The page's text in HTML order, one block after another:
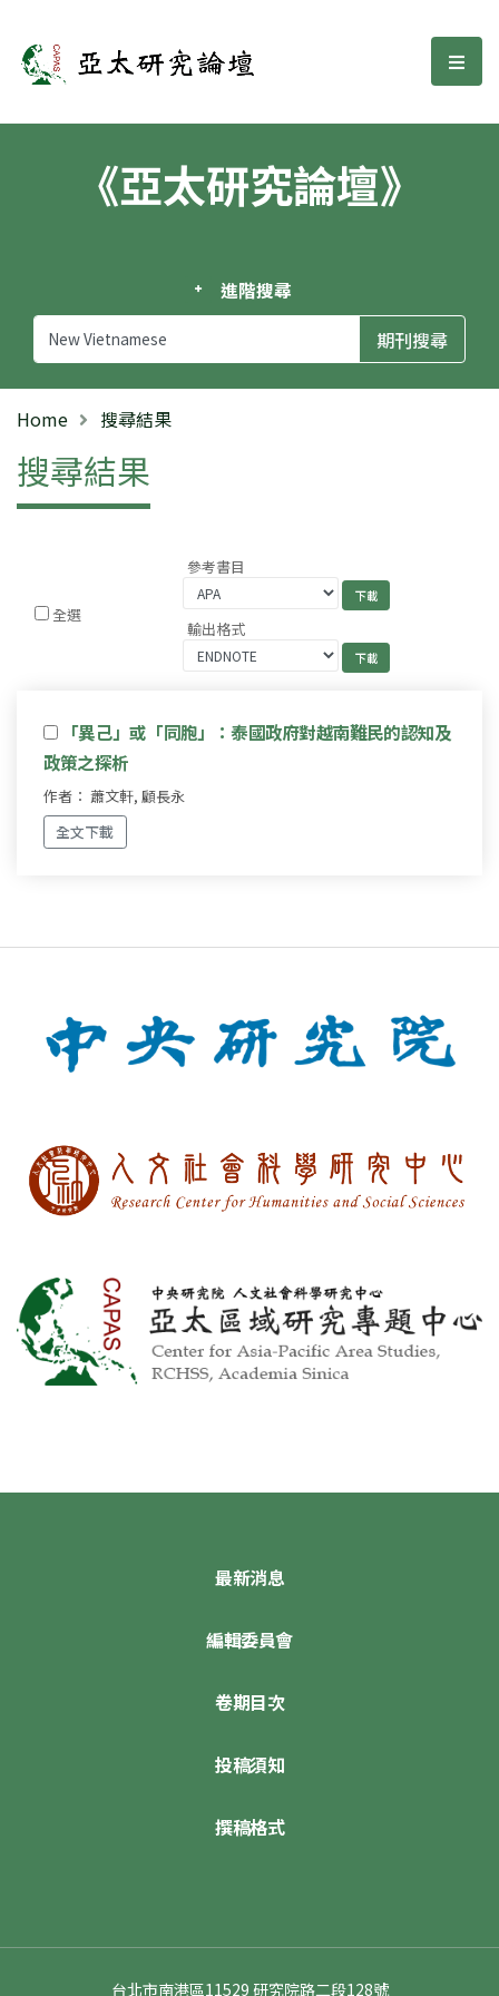
亞太研究論壇 選
《亞太研究論壇》
進階搜尋
Home 搜尋結果
搜尋結果
全選
參考書目
輸出格式
「異己」或「同胞」：泰國政府對越南難民的認知及
政策之探析
作者： 蕭文軒, 顧長永
全文下載
最新消息
編輯委員會
卷期目次
投稿須知
撰稿格式
台北市南港區11529 研究院路二段128號